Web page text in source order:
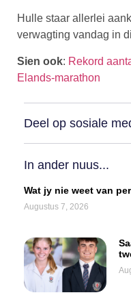
Hulle staar allerlei
verwagting vandag in
Sien ook: Rekord
Elands-marathon
Deel op sosiale
In ander nuus...
Wat jy nie weet van
Augustus 7, 2026